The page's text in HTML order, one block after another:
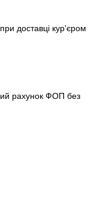
доставці кур'єром
рахунок ФОП без